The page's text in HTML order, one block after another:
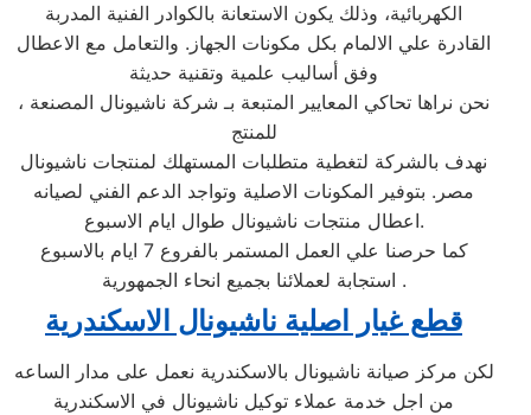
الكهربائية، وذلك يكون الاستعانة بالكوادر الفنية المدربة
القادرة علي الالمام بكل مكونات الجهاز. والتعامل مع الاعطال
وفق أساليب علمية وتقنية حديثة
، نحن نراها تحاكي المعايير المتبعة بـ شركة ناشيونال المصنعة
للمنتج
نهدف بالشركة لتغطية متطلبات المستهلك لمنتجات ناشيونال
مصر. بتوفير المكونات الاصلية وتواجد الدعم الفني لصيانه
اعطال منتجات ناشيونال طوال ايام الاسبوع.
كما حرصنا علي العمل المستمر بالفروع 7 ايام بالاسبوع
استجابة لعملائنا بجميع انحاء الجمهورية .
قطع غيار اصلية ناشيونال الاسكندرية
لكن مركز صيانة ناشيونال بالاسكندرية نعمل على مدار الساعه
من اجل خدمة عملاء توكيل ناشيونال في الاسكندرية